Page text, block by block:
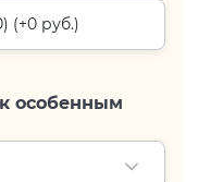
(+0 руб.)
особенным